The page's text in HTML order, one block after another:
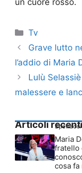
un cuore rosso.
Categorie
Tv
Grave lutto
l’addio di Maria
Lulù
malessere e
Articoli
Maria
fratello
cosa fa